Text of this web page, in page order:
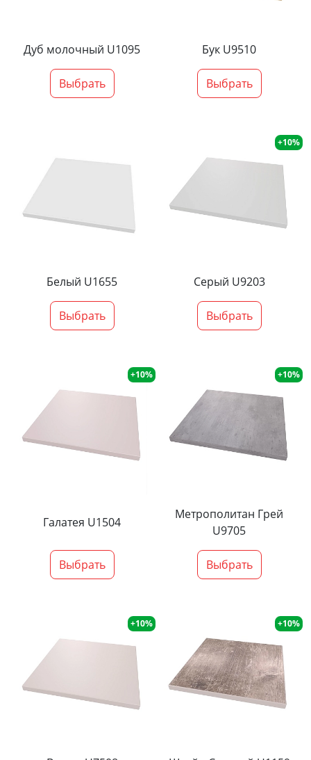
Дуб молочный U1095
Выбрать
Бук U9510
Выбрать
Белый U1655
Выбрать
+10%
Серый U9203
Выбрать
+10%
Галатея U1504
Выбрать
+10%
Метрополитан Грей
U9705
Выбрать
+10% +10%